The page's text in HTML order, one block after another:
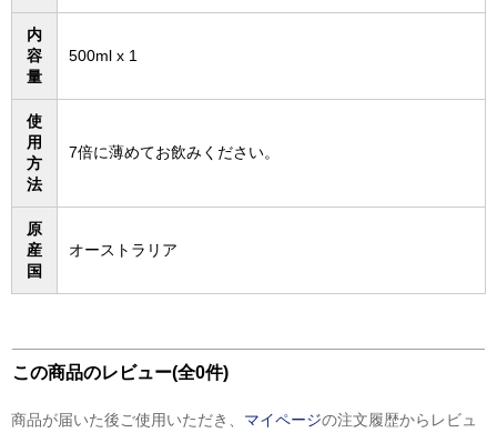
内
容
量
500ml x 1
使
用
方
法
7倍に薄めてお飲みください。
原
産
国
オーストラリア
この商品のレビュー(全0件)
商品が届いた後ご使用いただき、 マイページの注文履歴からレビュ